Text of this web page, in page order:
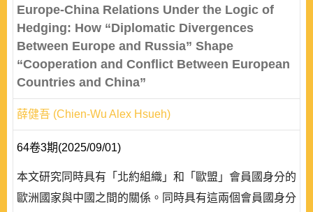
Europe-China Relations Under the Logic of
Hedging: How “Diplomatic Divergences
Between Europe and Russia” Shape
“Cooperation and Conflict Between European
Countries and China”
薛健吾 (Chien-Wu Alex Hsueh)
64卷3期(2025/09/01)
本文研究同時具有「北約組織」和「歐盟」會員國身分的
歐洲國家與中國之間的關係。同時具有這兩個會員國身分